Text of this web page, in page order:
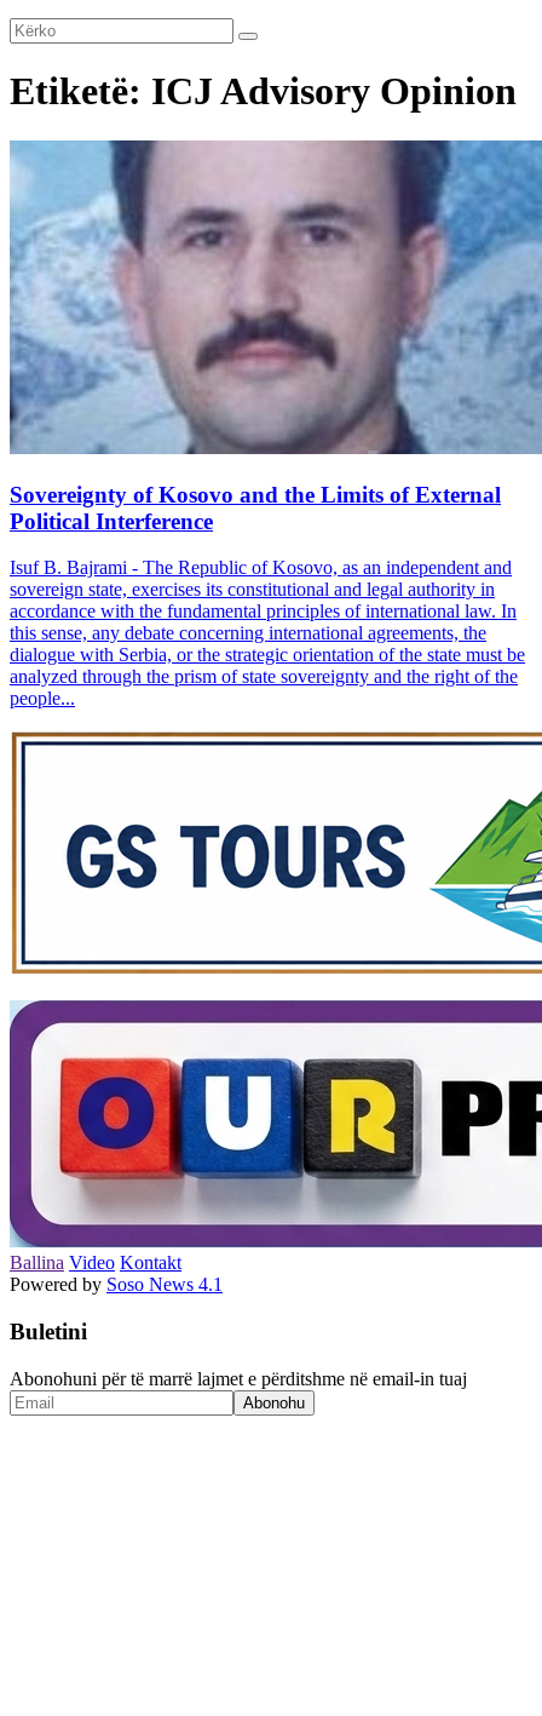
Etiketë: ICJ Advisory Opinion
Sovereignty of Kosovo and the Limits of External
Political Interference
Isuf B. Bajrami - The Republic of Kosovo, as an independent and
sovereign state, exercises its constitutional and legal authority in
accordance with the fundamental principles of international law. In
this sense, any debate concerning international agreements, the
dialogue with Serbia, or the strategic orientation of the state must be
analyzed through the prism of state sovereignty and the right of the
people...
Ballina Video Kontakt
Powered by Soso News 4.1
Buletini
Abonohuni për të marrë lajmet e përditshme në email-in tuaj
Abonohu